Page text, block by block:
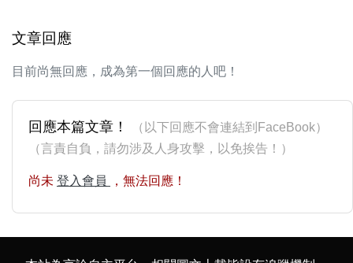
文章回應
目前尚無回應，成為第一個回應的人吧！
回應本篇文章！
（以下回應不會連結到FaceBook）
（言責自負，請勿涉及人身攻擊，以免挨告！）
尚未 登入會員 ，無法回應！